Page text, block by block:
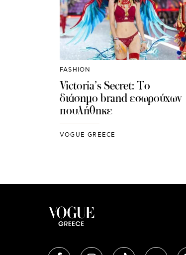
FASHION
Victoria’s Secret: Το
διάσημο brand εσωρούχων
πουλήθηκε
VOGUE GREECE